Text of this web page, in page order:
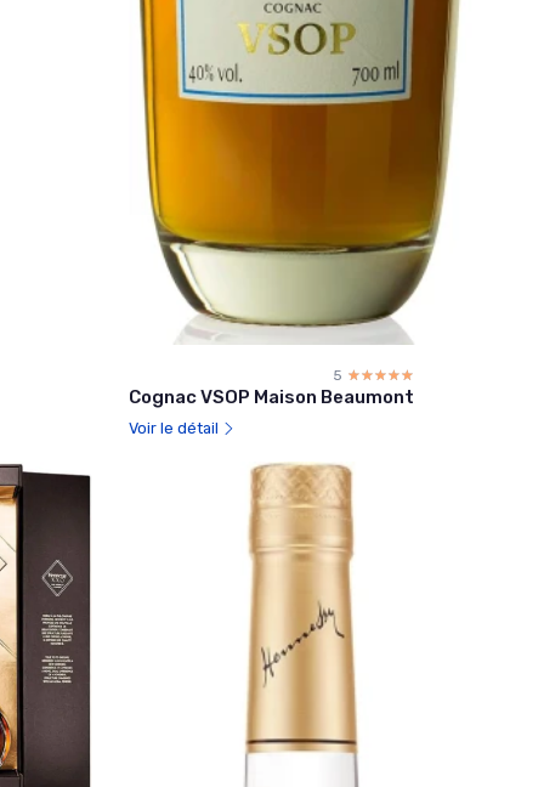
5 ☆☆☆☆☆
★★★★★
Cognac VSOP Maison Beaumont
Voir le détail